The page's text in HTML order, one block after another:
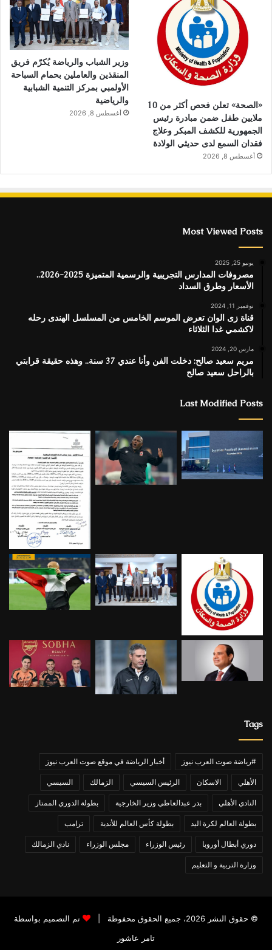
«الصحة» تعلن فحص أكثر من 10
ملايين طفل ضمن مبادرة رئيس
الجمهورية للكشف المبكر وعلاج
فقدان السمع لدى حديثي الولادة
أغسطس 8, 2026
وزير الشباب والرياضة يُكرّم فريق
المنقذين والعاملين بحمام السباحة
الأولمبي بمركز التنمية الشبابية
والرياضية
أغسطس 8, 2026
Most Viewed Posts
يونيو 25, 2025
مصروفات المدارس التجريبية والرسمية المتميزة 2025-2026..
الأسعار وطرق السداد
نوفمبر 11, 2024
قناة زى الوان تعرض الموسم الخامس من المسلسل الهندى رحله
لاكشمي غدا الثلاثاء
مارس 20, 2024
مريم سعيد صالح: دخلت الفن وأنا عندي 37 سنة.. وهذه حقيقة قرابتي
بالراحل سعيد صالح
Last Modified Posts
Tags
#رياضة صوت العرب نيوز أخبار الرياضة في موقع صوت العرب نيوز
الأهلي الاسكان الرئيس السيسي الزمالك السيسي
النادي الأهلي بدر عبدالعاطي وزير الخارجية بطولة الدوري الممتاز
بطولة العالم لكرة اليد بطولة كأس العالم للأندية ترامب
دوري أبطال أوروبا رئيس الوزراء مجلس الوزراء نادي الزمالك
وزارة التربية و التعليم
© حقوق النشر 2026، جميع الحقوق محفوظة |
تم التصميم بواسطة
تامر عاشور